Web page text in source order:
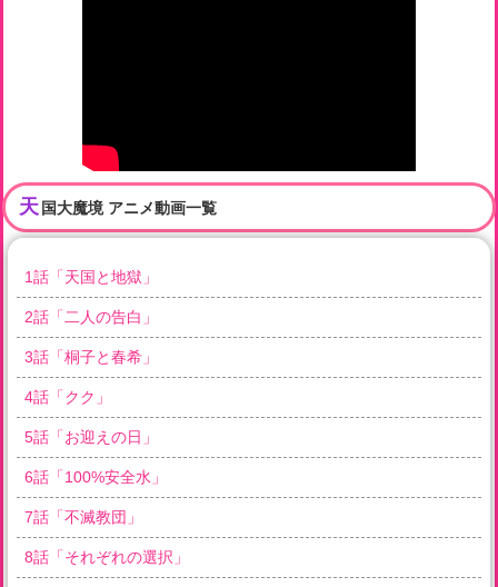
天 国大魔境 アニメ動画一覧
1話「天国と地獄 」
2話「二人の告白 」
3話「桐子と春希 」
4話「クク 」
5話「お迎えの日 」
6話「100%安全水 」
7話「不滅教団 」
8話「それぞれの選択 」